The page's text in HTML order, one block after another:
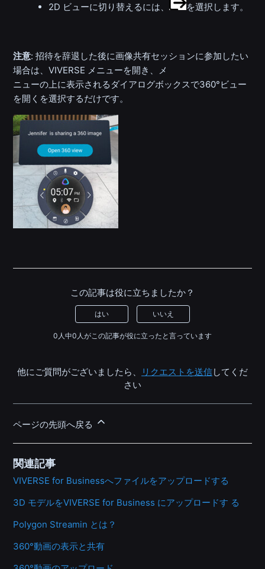
2D ビューに切り替えるには、
を選択します。
注意: 招待を辞退した後に画像共有セッションに参加したい
場合は、VIVERSE メニューを開き、メ
ニューの上に表示されるダイアログボックスで360°ビュー
を開くを選択するだけです。
この記事は役に立ちましたか？
はい いいえ
0人中0人がこの記事が役に立ったと言っています
他にご質問がございましたら、 リクエストを送信してくだ
さい
ページの先頭へ戻る
関連記事
VIVERSE for Businessへファイルをアップロードする
3D モデルをVIVERSE for Business にアップロードす る
Polygon Streamin とは？
360°動画の表示と共有